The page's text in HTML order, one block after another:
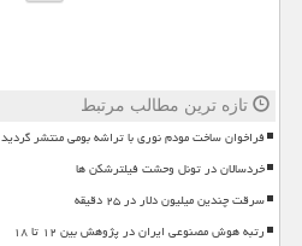
تازه ترین مطالب مرتبط
فراخوان ساخت مودم نوری با تراشه بومی منتشر گردید
خردسالان در تونل وحشت فیلترشکن ها
سرقت چندین میلیون دلار در ۲۵ دقیقه
رتبه هوش مصنوعی ایران در پژوهش بین ۱۲ تا ۱۸